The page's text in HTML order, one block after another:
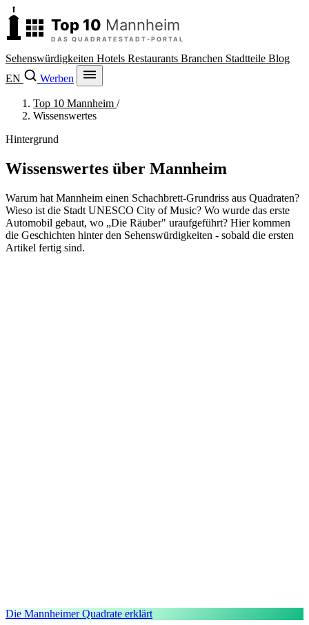
Sehenswürdigkeiten Hotels Restaurants Branchen Stadtteile Blog
EN
Werben
Top 10 Mannheim /
Wissenswertes
Hintergrund
Wissenswertes über Mannheim
Warum hat Mannheim einen Schachbrett-Grundriss aus Quadraten?
Wieso ist die Stadt UNESCO City of Music? Wo wurde das erste
Automobil gebaut, wo „Die Räuber" uraufgeführt? Hier kommen
die Geschichten hinter den Sehenswürdigkeiten - sobald die ersten
Artikel fertig sind.
Die Mannheimer Quadrate erklärt